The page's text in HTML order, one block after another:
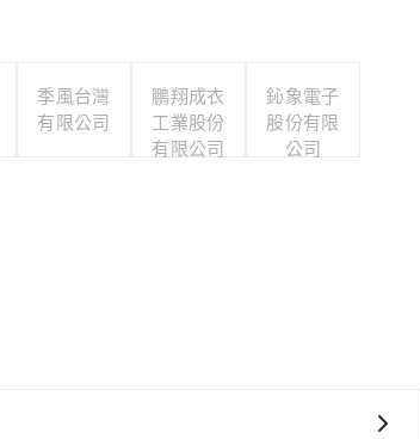
季風台灣
有限公司
鵬翔成衣
工業股份
有限公司
鈊象電子
股份有限
公司